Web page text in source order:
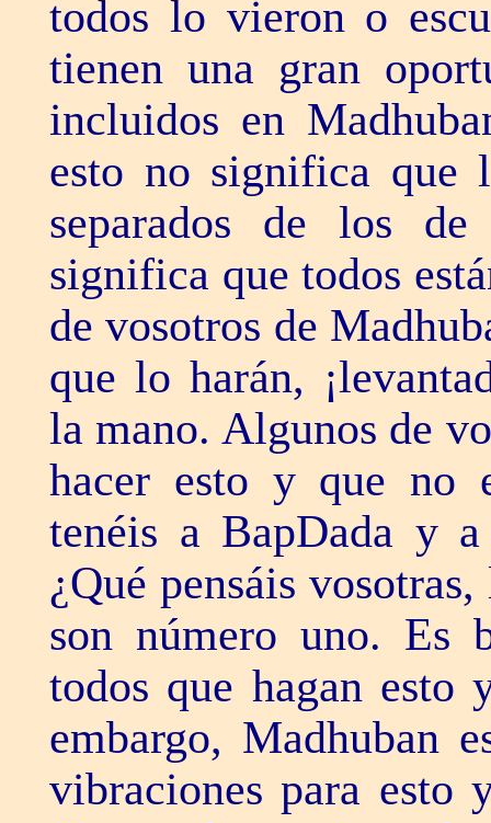
todos lo vieron o
tienen una gran
incluidos en
esto no significa que
separados de los
significa que todos
de vosotros de
que lo harán,
la mano. Algunos de
hacer esto y que no
tenéis a BapDada y
¿Qué pensáis
son número uno. Es
todos que hagan esto
embargo, Madhuban
vibraciones para esto